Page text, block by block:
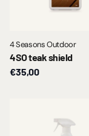
4 Seasons Outdoor
4SO teak shield
€35,00